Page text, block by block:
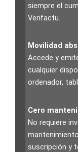
siempre el
Verifactu.
Movilidad
Accede y
cualquier
ordenador,
Cero
No requiere
suscripción y